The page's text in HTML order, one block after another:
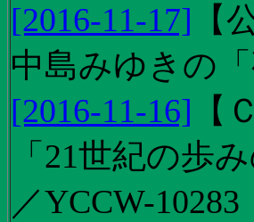
[2016-11-17] 【
中島みゆきの
[2016-11-16] 【
「21世紀の歩
／YCCW-10283